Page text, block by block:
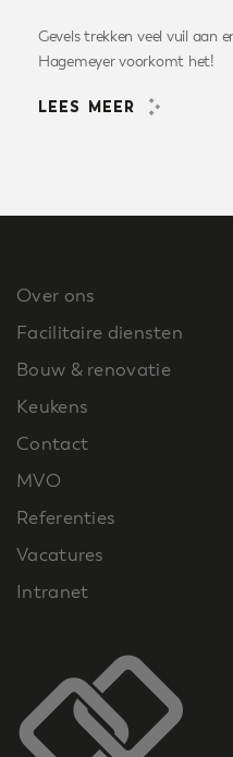
Gevels trekken veel vuil aan
Hagemeyer voorkomt het!
LEES MEER
Over ons
Facilitaire diensten
Bouw & renovatie
Keukens
Contact
MVO
Referenties
Vacatures
Intranet